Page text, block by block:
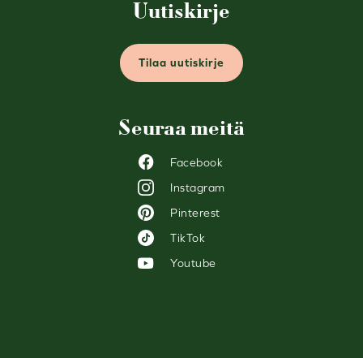
Seuraa meitä
Facebook
Instagram
Pinterest
TikTok
Youtube
Uutiskirje
Tilaa uutiskirje